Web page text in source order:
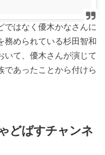
ではなく優木かなさんに
務められている杉田智和
いて、優木さんが演じて
であったことから付けら
どばすチャンネ